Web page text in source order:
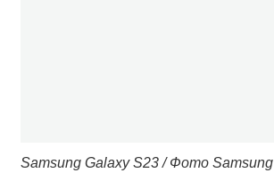
Samsung Galaxy S23 / Фото Samsung